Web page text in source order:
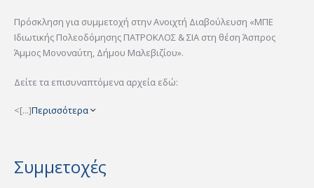
Πρόσκληση για συμμετοχή στην Ανοιχτή Διαβούλευση «MΠE
Ιδιωτικής Πολεοδόμησης ΠΑΤΡΟΚΛΟΣ & ΣΙΑ στη θέση Άσπρος
Άμμος Μονοναύτη, Δήμου Μαλεβιζίου».
Δείτε τα επισυναπτόμενα αρχεία εδώ:
<[...]Περισσότερα
Συμμετοχές